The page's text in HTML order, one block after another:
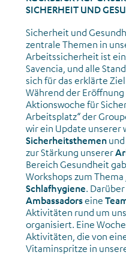
SICHERHEIT UND
Sicherheit und
zentrale Themen in
Arbeitssicherheit ist
Savencia, und alle
sich für das erklärte Ziel „
Während der Eröffnung
Aktionswoche für
Arbeitsplatz“ der
wir ein Update unserer
Sicherheitsthemen
zur Stärkung unserer
Bereich Gesundheit
Workshops zum Thema
Schlafhygiene.
Ambassadorseine
Aktivitäten rund um
organisiert. Eine
Aktivitäten, die von
Vitaminspritze in